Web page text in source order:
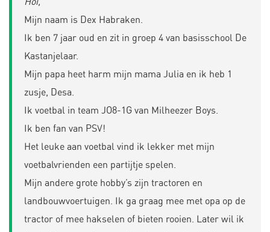
Mijn naam is Dex Habraken.
Ik ben 7 jaar oud en zit in groep 4 van basisschool De
Kastanjelaar.
Mijn papa heet harm mijn mama Julia en ik heb 1
zusje, Desa.
Ik voetbal in team JO8-1G van Milheezer Boys.
Ik ben fan van PSV!
Het leuke aan voetbal vind ik lekker met mijn
voetbalvrienden een partijtje spelen.
Mijn andere grote hobby’s zijn tractoren en
landbouwvoertuigen. Ik ga graag mee met opa op de
tractor of mee hakselen of bieten rooien. Later wil ik